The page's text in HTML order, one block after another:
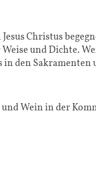
Christus
und Dichte.
den Sakramenten
und Wein in der